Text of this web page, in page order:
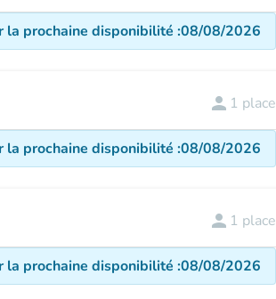
la prochaine disponibilité :08/08/2026
person 1 place
la prochaine disponibilité :08/08/2026
person 1 place
la prochaine disponibilité :08/08/2026